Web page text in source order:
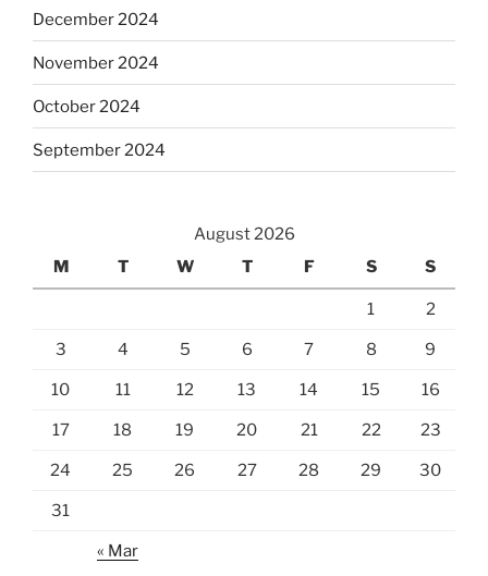
December 2024
November 2024
October 2024
September 2024
August 2026
M
T W T F S S
1 2
3 4 5 6 7 8 9
10 11 12 13 14 15 16
17 18 19 20 21 22 23
24 25 26 27 28 29 30
31
« Mar